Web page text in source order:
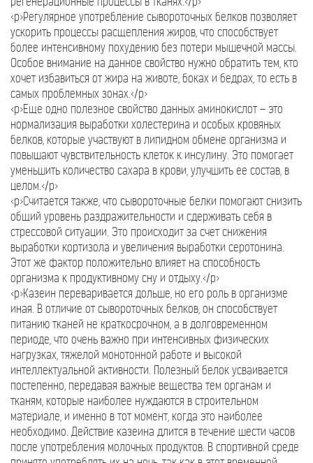
<p>Регулярное употребление сывороточных белков позволяет
ускорить процессы расщепления жиров, что способствует
более интенсивному похудению без потери мышечной массы.
Особое внимание на данное свойство нужно обратить тем, кто
хочет избавиться от жира на животе, боках и бедрах, то есть в
самых проблемных зонах.</p>
<p>Еще одно полезное свойство данных аминокислот – это
нормализация выработки холестерина и особых кровяных
белков, которые участвуют в липидном обмене организма и
повышают чувствительность клеток к инсулину. Это помогает
уменьшить количество сахара в крови, улучшить ее состав, в
целом.</p>
<p>Считается также, что сывороточные белки помогают снизить
общий уровень раздражительности и сдерживать себя в
стрессовой ситуации. Это происходит за счет снижения
выработки кортизола и увеличения выработки серотонина.
Этот же фактор положительно влияет на способность
организма к продуктивному сну и отдыху.</p>
<p>Казеин переваривается дольше, но его роль в организме
иная. В отличие от сывороточных белков, он способствует
питанию тканей не краткосрочном, а в долговременном
периоде, что очень важно при интенсивных физических
нагрузках, тяжелой монотонной работе и высокой
интеллектуальной активности. Полезный белок усваивается
постепенно, передавая важные вещества тем органам и
тканям, которые наиболее нуждаются в строительном
материале, и именно в тот момент, когда это наиболее
необходимо. Действие казеина длится в течение шести часов
после употребления молочных продуктов. В спортивной среде